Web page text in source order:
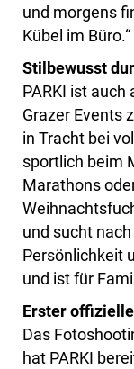
und morgens
Kübel im Büro.“
Stilbewusst
PARKI ist auch
Grazer Events
in Tracht bei
sportlich beim
Marathons
und sucht
Persönlichkeit
und ist für
Erster
Das
hat PARKI